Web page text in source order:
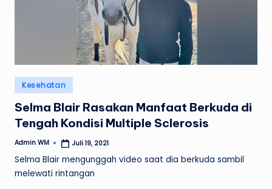
Posted
in
Kesehatan
Selma Blair Rasakan Manfaat Berkuda di
Tengah Kondisi Multiple Sclerosis
Posted
Admin WM Juli 19, 2021
Selma Blair mengunggah video saat dia berkuda sambil
melewati rintangan